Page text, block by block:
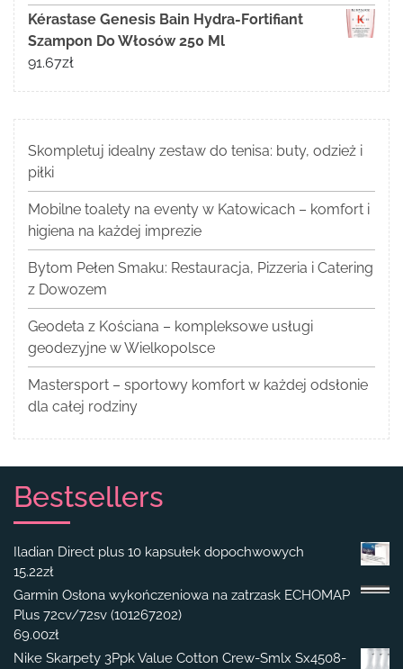
Kérastase Genesis Bain Hydra-Fortifiant
Szampon Do Włosów 250 Ml
91.67zł
Skompletuj idealny zestaw do tenisa: buty, odzież i
piłki
Mobilne toalety na eventy w Katowicach – komfort i
higiena na każdej imprezie
Bytom Pełen Smaku: Restauracja, Pizzeria i Catering
z Dowozem
Geodeta z Kościana – kompleksowe usługi
geodezyjne w Wielkopolsce
Mastersport – sportowy komfort w każdej odsłonie
dla całej rodziny
Bestsellers
Iladian Direct plus 10 kapsułek dopochwowych
15.22zł
Garmin Osłona wykończeniowa na zatrzask ECHOMAP
Plus 72cv/72sv (101267202)
69.00zł
Nike Skarpety 3Ppk Value Cotton Crew-Smlx Sx4508-